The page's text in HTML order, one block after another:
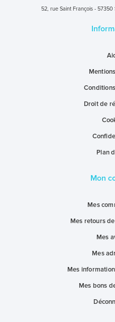
52, rue Saint François - 57350
Droit de
Plan
Mon
Mes
Mes retours
Mes
Mes
Mes
Mes bons